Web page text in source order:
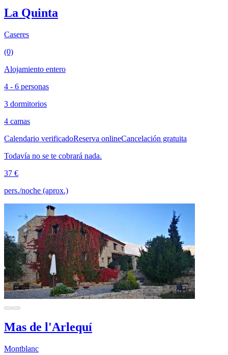
La Quinta
Caseres
(0)
Alojamiento entero
4 - 6 personas
3 dormitorios
4 camas
Calendario verificadoReserva onlineCancelación gratuita
Todavía no se te cobrará nada.
37 €
pers./noche (aprox.)
Mas de l'Arlequí
Montblanc